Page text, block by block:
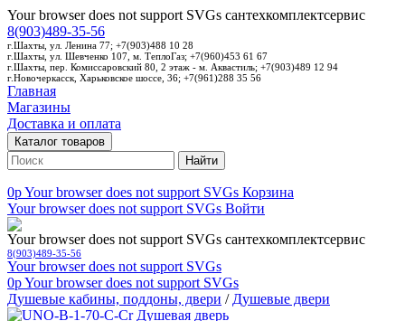
Your browser does not support SVGs сантехкомплектсервис
8(903)489-35-56
г.Шахты, ул. Ленина 77; +7(903)488 10 28
г.Шахты, ул. Шевченко 107, м. ТеплоГаз; +7(960)453 61 67
г.Шахты, пер. Комиссаровский 80, 2 этаж - м. Аквастиль; +7(903)489 12 94
г.Новочеркасск, Харьковское шоссе, 36; +7(961)288 35 56
Главная
Магазины
Доставка и оплата
Каталог товаров
Найти
0pYour browser does not support SVGs Корзина
Your browser does not support SVGs Войти
Your browser does not support SVGs сантехкомплектсервис
8(903)489-35-56
Your browser does not support SVGs
0pYour browser does not support SVGs
Душевые кабины, поддоны, двери / Душевые двери